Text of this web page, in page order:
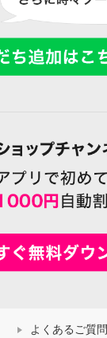
よくあるご質問